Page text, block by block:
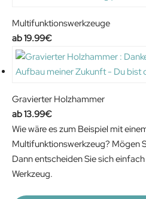
Multifunktionswerkzeuge
19.99€
Gravierter Holzhammer
13.99€
Wie wäre es zum Beispiel mit
Multifunktionswerkzeug? Mögen
Dann entscheiden Sie sich
Werkzeug.